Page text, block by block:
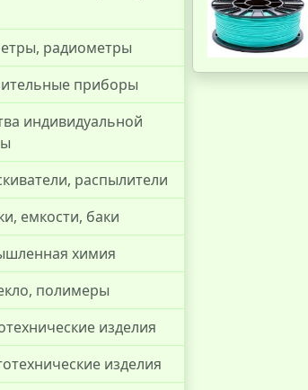
радиометры
приборы
индивидуальной
распылители
емкости, баки
химия
полимеры
изделия
изделия